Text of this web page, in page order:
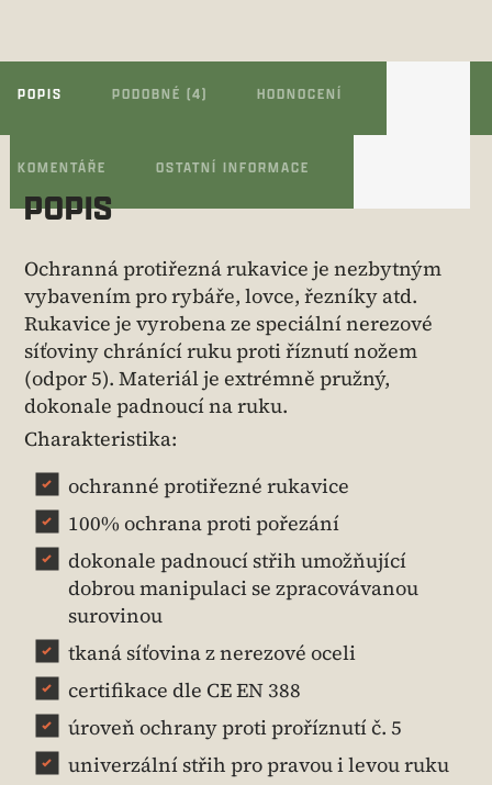
POPIS PODOBNÉ (4) HODNOCENÍ
KOMENTÁŘE OSTATNÍ INFORMACE
POPIS
Ochranná protiřezná rukavice je nezbytným
vybavením pro rybáře, lovce, řezníky atd.
Rukavice je vyrobena ze speciální nerezové
síťoviny chránící ruku proti říznutí nožem
(odpor 5). Materiál je extrémně pružný,
dokonale padnoucí na ruku.
Charakteristika:
ochranné protiřezné rukavice
100% ochrana proti pořezání
dokonale padnoucí střih umožňující
dobrou manipulaci se zpracovávanou
surovinou
tkaná síťovina z nerezové oceli
certifikace dle CE EN 388
úroveň ochrany proti proříznutí č. 5
univerzální střih pro pravou i levou ruku